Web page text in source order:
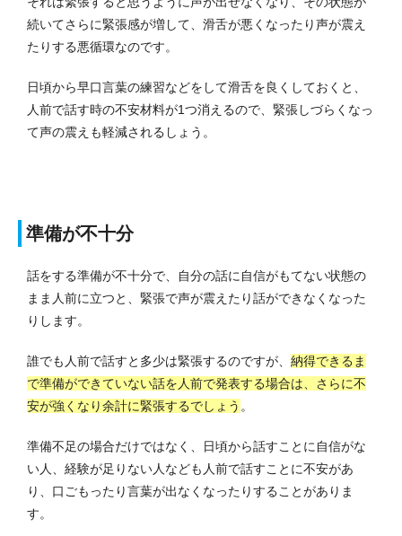
続いてさらに緊張感が増して、滑舌が悪くなったり声が震え
たりする悪循環なのです。
日頃から早口言葉の練習などをして滑舌を良くしておくと、
人前で話す時の不安材料が1つ消えるので、緊張しづらくなっ
て声の震えも軽減されるしょう。
準備が不十分
話をする準備が不十分で、自分の話に自信がもてない状態の
まま人前に立つと、緊張で声が震えたり話ができなくなった
りします。
誰でも人前で話すと多少は緊張するのですが、 納得できるま
で準備ができていない話を人前で発表する場合は、さらに不
安が強くなり余計に緊張するでしょう 。
準備不足の場合だけではなく、日頃から話すことに自信がな
い人、経験が足りない人なども人前で話すことに不安があ
り、口ごもったり言葉が出なくなったりすることがありま
す。